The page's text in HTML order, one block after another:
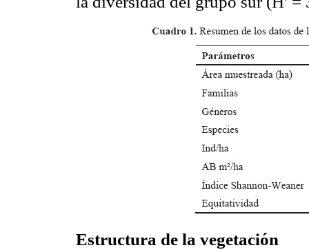
Estructura de la vegetación